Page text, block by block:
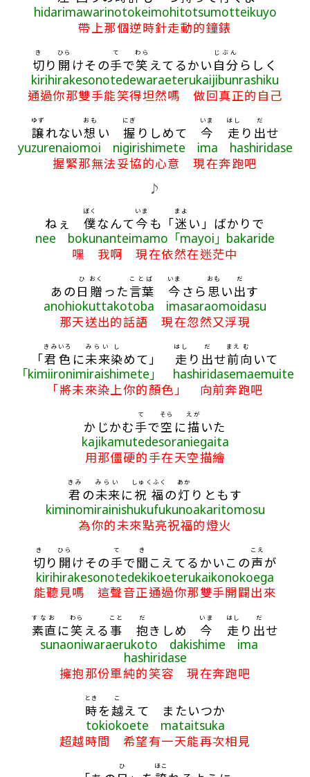
hidarimawarinotokeimohitotsumotteikuyo
帶上那個逆時針走動的鐘錶
切
き
り 開
ひら
けその手
て
で笑
わら
えてるかい 自分
じぶん
らしく
kirihirakesonotedewaraeterukaijibunrashiku
通過你那雙手能笑得坦然嗎 做回真正的自己
譲
ゆず
れない想
おも
い 握
にぎ
りしめて 今
いま
走
はし
り 出
だ
せ
yuzurenaiomoi nigirishimete ima hashiridase
握緊那無法妥協的心意 現在奔跑吧
♪
ねぇ 僕
ぼく
なんて今
いま
も「迷
まよ
い」ばかりで
nee bokunanteimamo「mayoi」bakaride
嘿 我啊 現在依然在迷茫中
あの 日
ひ
贈
おく
った言葉
ことば
今
いま
さら 思
おも
い出
だ
す
anohiokuttakotoba imasaraomoidasu
那天送出的話語 現在忽然又浮現
「君
きみ
色
いろ
に未来
みらい
染
し
めて」 走
はし
り 出
だ
せ前
まえ
向
む
いて
「kimiironimiraishimete」 hashiridasemaemuite
「將未來染上你的顏色」 向前奔跑吧
かじかむ手
て
で空
そら
に描
えが
いた
kajikamutedesoraniegaita
用那僵硬的手在天空描繪
君
きみ
の未来
みらい
に祝福
しゅくふく
の灯
あか
りともす
kiminomirainishukufukunoakaritomosu
為你的未來點亮祝福的燈火
切
き
り 開
ひら
けその手
て
で聞
き
こえてるかいこの声
こえ
が
kirihirakesonotedekikoeterukaikonokoega
能聽見嗎 這聲音正通過你那雙手開闢出來
素直
すなお
に笑
わら
える事
こと
抱
だ
きしめ今
いま
走
はし
り 出
だ
せ
sunaoniwaraerukoto dakishime ima
hashiridase
擁抱那份單純的笑容 現在奔跑吧
時
とき
を越
こ
えて またいつか
tokiokoete mataitsuka
超越時間 希望有一天能再次相見
ひ ほこ